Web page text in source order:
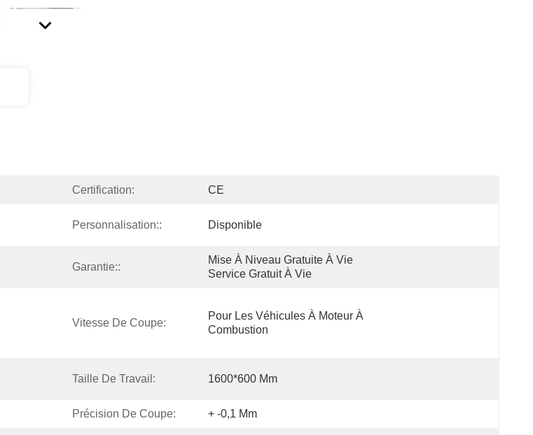
Certification: CE
Personnalisation:: Disponible
Garantie::
Mise À Niveau Gratuite À Vie
Service Gratuit À Vie
Vitesse De Coupe:
Pour Les Véhicules À Moteur À
Combustion
Taille De Travail: 1600*600 Mm
Précision De Coupe: + -0,1 Mm